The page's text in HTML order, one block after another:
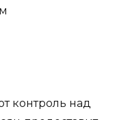
контроль над